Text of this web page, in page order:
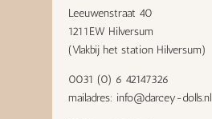
Leeuwenstraat 40
1211EW Hilversum
(Vlakbij het station Hilversum)
0031 (0) 6 42147326
mailadres: info@darcey-dolls.nl